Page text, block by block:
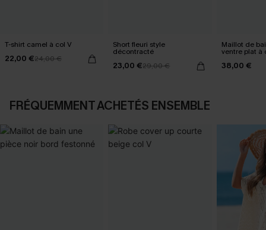
T-shirt camel à col V
22,00 €24,00 €
Short fleuri style
décontracté
23,00 €29,00 €
Maillot de
ventre plat à
Mesh power
38,00 €
FRÉQUEMMENT ACHETÉS ENSEMBLE